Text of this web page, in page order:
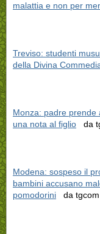
malattia e non per
Treviso: studenti
della Divina
Monza: padre prende
una nota al figlio da
Modena: sospeso il
bambini accusano
pomodorini da tgcom